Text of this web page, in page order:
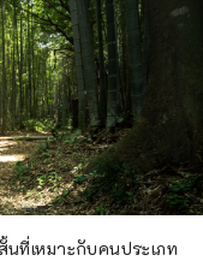
ที่เหมาะกับคนประเภท